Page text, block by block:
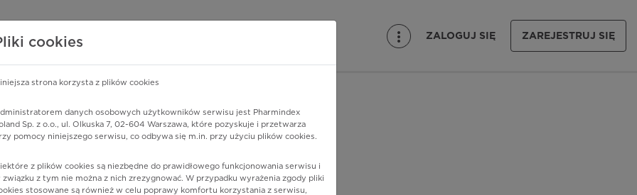
o lekach
PHARMINDEX ZALOGUJ SIĘ ZAREJESTRUJ SIĘ
cookies
strona korzysta z plików cookies
danych osobowych użytkowników serwisu jest Pharmindex
Sp. z o.o., ul. Olkuska 7, 02-604 Warszawa, które pozyskuje i przetwarza
pomocy niniejszego serwisu, co odbywa się m.in. przy użyciu plików cookies.
z plików cookies są niezbędne do prawidłowego funkcjonowania serwisu i
związku z tym nie można z nich zrezygnować. W przypadku wyrażenia zgody pliki
stosowane są również w celu poprawy komfortu korzystania z serwisu,